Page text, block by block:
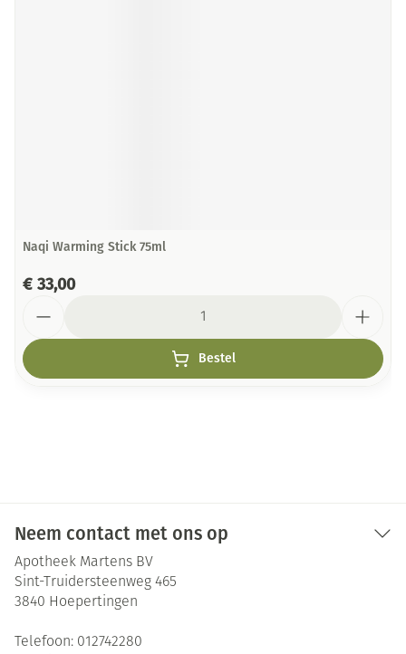
Naqi Warming Stick 75ml
€ 33,00
Bestel
Neem contact met ons op
Apotheek Martens BV
Sint-Truidersteenweg 465
3840 Hoepertingen
Telefoon: 012742280